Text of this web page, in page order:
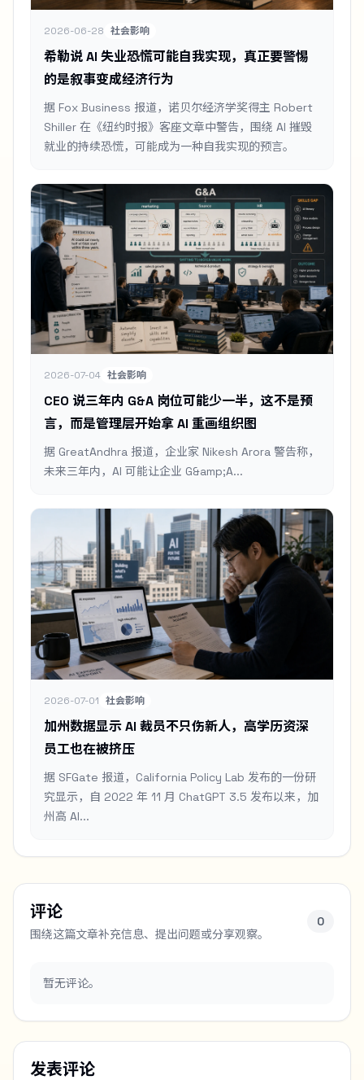
2026-06-28 社会影响
希勒说 AI 失业恐慌可能自我实现，真正要警惕
的是叙事变成经济行为
据 Fox Business 报道，诺贝尔经济学奖得主 Robert
Shiller 在《纽约时报》客座文章中警告，围绕 AI 摧毁
就业的持续恐慌，可能成为一种自我实现的预言。
2026-07-04 社会影响
CEO 说三年内 G&A 岗位可能少一半，这不是预
言，而是管理层开始拿 AI 重画组织图
据 GreatAndhra 报道，企业家 Nikesh Arora 警告称，
未来三年内，AI 可能让企业 G&amp;A...
2026-07-01 社会影响
加州数据显示 AI 裁员不只伤新人，高学历资深
员工也在被挤压
据 SFGate 报道，California Policy Lab 发布的一份研
究显示，自 2022 年 11 月 ChatGPT 3.5 发布以来，加
州高 AI...
评论
围绕这篇文章补充信息、提出问题或分享观察。
0
暂无评论。
发表评论